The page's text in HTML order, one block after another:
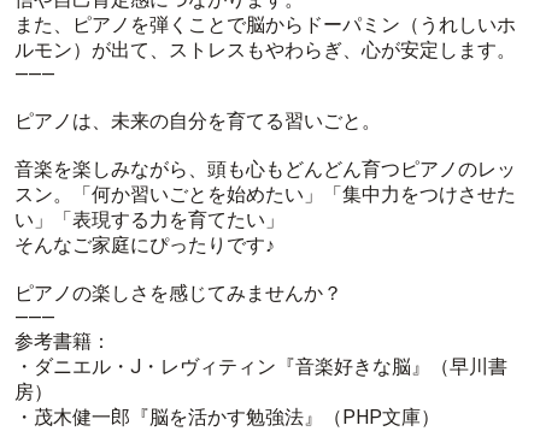
また、ピアノを弾くことで脳からドーパミン（うれしいホ
ルモン）が出て、ストレスもやわらぎ、心が安定します。
⸻
ピアノは、未来の自分を育てる習いごと。
音楽を楽しみながら、頭も心もどんどん育つピアノのレッ
スン。「何か習いごとを始めたい」「集中力をつけさせた
い」「表現する力を育てたい」
そんなご家庭にぴったりです♪
ピアノの楽しさを感じてみませんか？
⸻
参考書籍：
・ダニエル・J・レヴィティン『音楽好きな脳』（早川書
房）
・茂木健一郎『脳を活かす勉強法』（PHP文庫）